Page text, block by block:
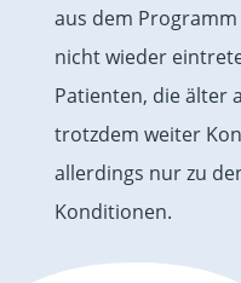
aus dem
nicht wieder
Patienten, die älter
trotzdem weiter
allerdings nur zu
Konditionen.